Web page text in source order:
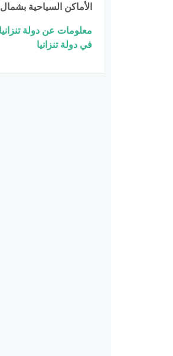
الأماكن السياحية
معلومات عن دولة
في دولة تنزانيا